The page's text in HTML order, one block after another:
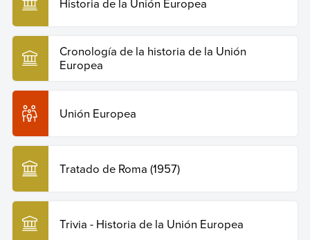
Cronología de la historia de la Unión
Europea
Unión Europea
Tratado de Roma (1957)
Trivia - Historia de la Unión Europea